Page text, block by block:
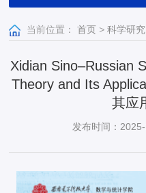
当前位置： 首页 > 科学研究
Xidian Sino–Russian
Theory and Its
其应
发布时间：